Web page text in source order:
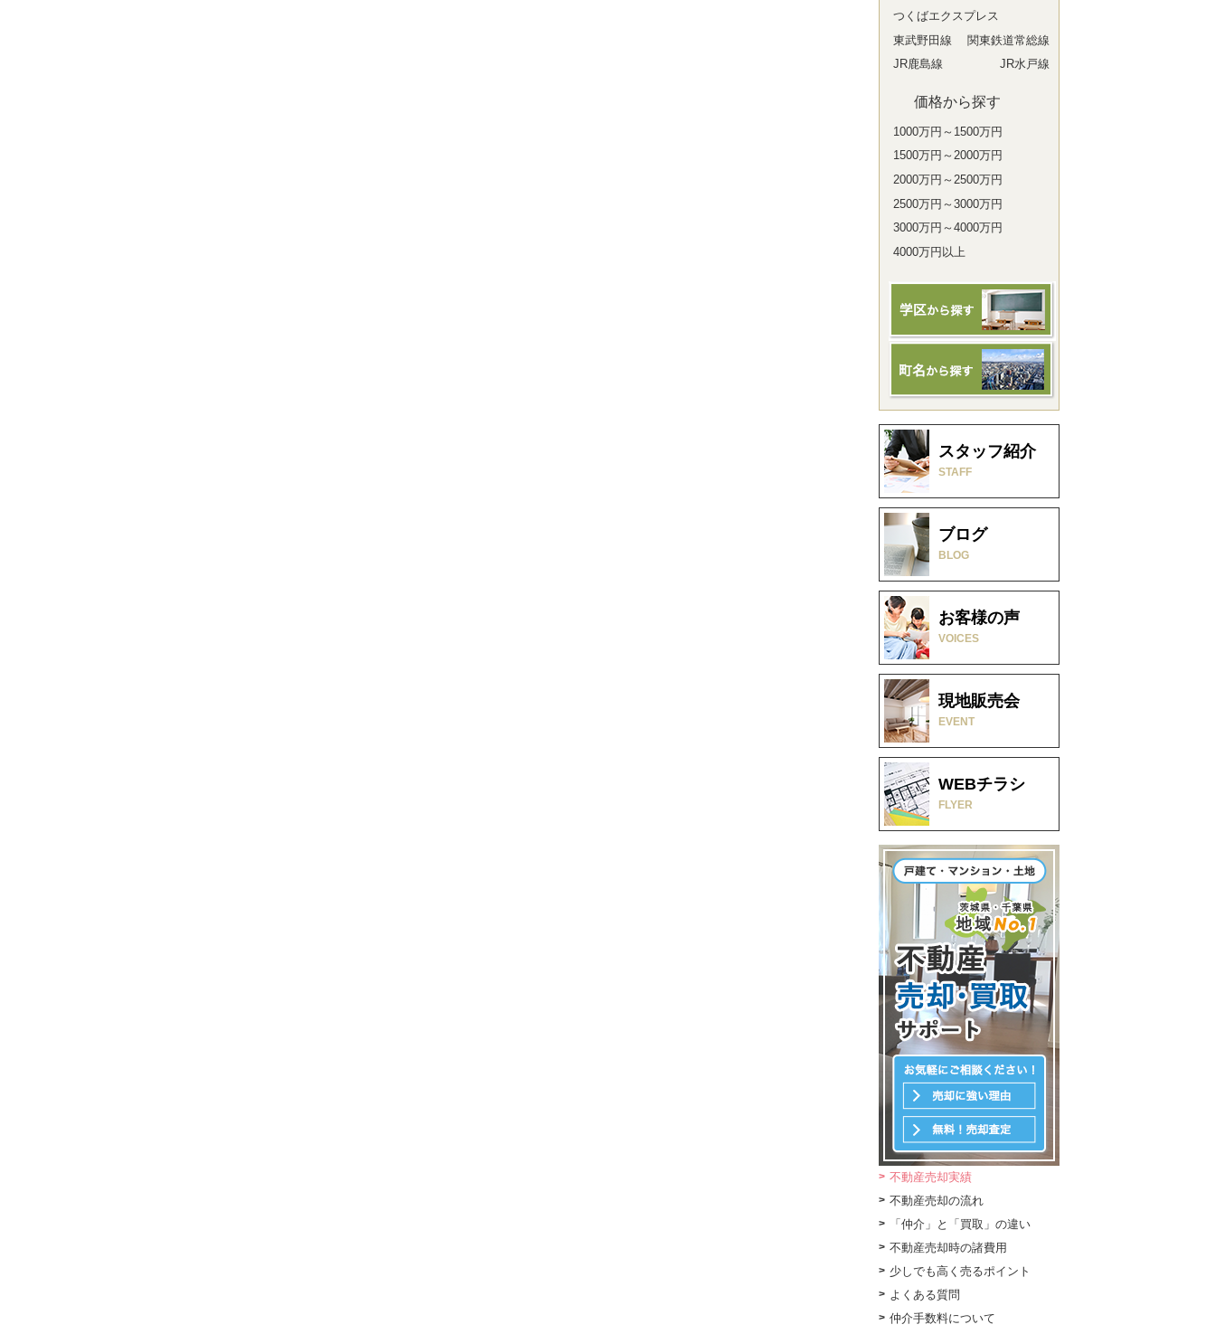
つくばエクスプレス
東武野田線
関東鉄道常総線
JR鹿島線
JR水戸線
価格から探す
1000万円～1500万円
1500万円～2000万円
2000万円～2500万円
2500万円～3000万円
3000万円～4000万円
4000万円以上
スタッフ紹介
STAFF
ブログ
BLOG
お客様の声
VOICES
現地販売会
EVENT
WEBチラシ
FLYER
不動産売却実績
不動産売却の流れ
「仲介」と「買取」の違い
不動産売却時の諸費用
少しでも高く売るポイント
よくある質問
仲介手数料について